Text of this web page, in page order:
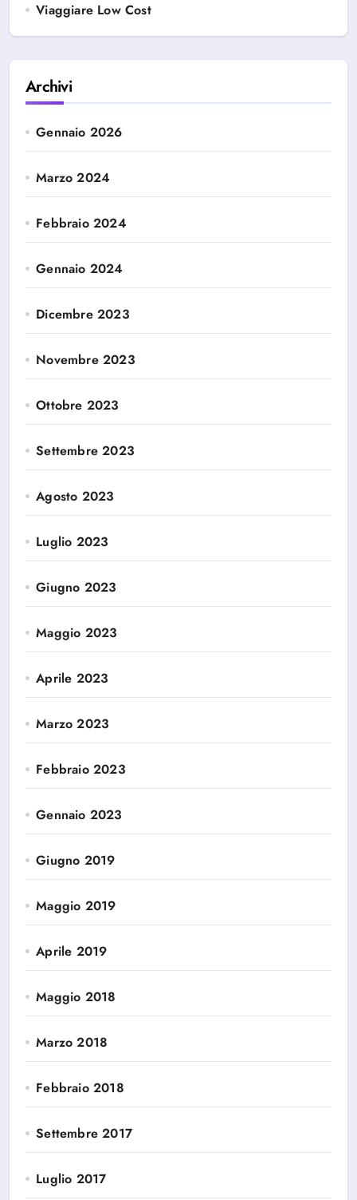
Viaggiare Low Cost
Archivi
Gennaio 2026
Marzo 2024
Febbraio 2024
Gennaio 2024
Dicembre 2023
Novembre 2023
Ottobre 2023
Settembre 2023
Agosto 2023
Luglio 2023
Giugno 2023
Maggio 2023
Aprile 2023
Marzo 2023
Febbraio 2023
Gennaio 2023
Giugno 2019
Maggio 2019
Aprile 2019
Maggio 2018
Marzo 2018
Febbraio 2018
Settembre 2017
Luglio 2017